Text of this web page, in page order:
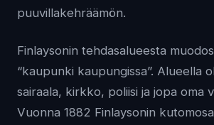
puuvillakehräämön.
Finlaysonin tehdasalueesta
“kaupunki kaupungissa”. Alueella
sairaala, kirkko, poliisi ja jopa oma
Vuonna 1882 Finlaysonin